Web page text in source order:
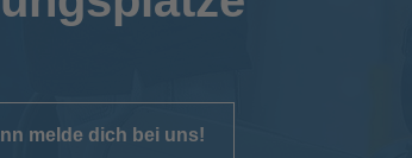
melde dich bei uns!